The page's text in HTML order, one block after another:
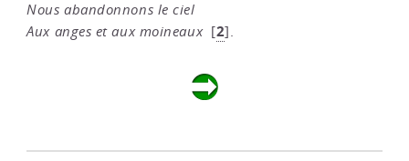
Nous abandonnons le ciel
Aux anges et aux moineaux [2].